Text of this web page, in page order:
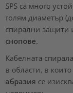
SPS са много
голям диаметър
спирални защити
снопове.
Кабелната
в области, в
абразия се